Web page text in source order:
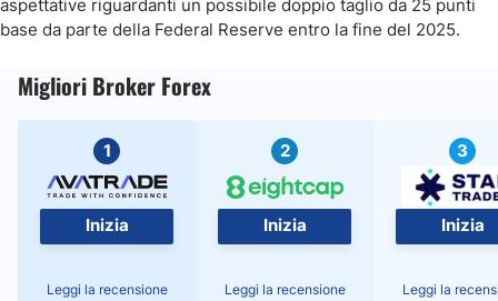
aspettative riguardanti un possibile doppio taglio da 25 punti
base da parte della Federal Reserve entro la fine del 2025.
Migliori Broker Forex
1
Inizia
Leggi la recensione
2
Inizia
Leggi la recensione
3
Inizia
Leggi la